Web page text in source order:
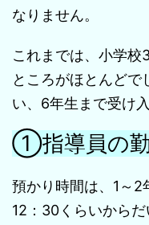
なりません。
これまでは、小学校
ところがほとんどで
い、6年生まで受け
①指導員の
預かり時間は、1～2
12：30くらいから